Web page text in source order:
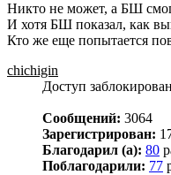
Никто не может, а БШ
И хотя БШ показал, как
Кто же еще попытается
chichigin
Доступ
Сообщений: 3064
Зарегистрирован:
Благодарил (а): 80
Поблагодарили: 77